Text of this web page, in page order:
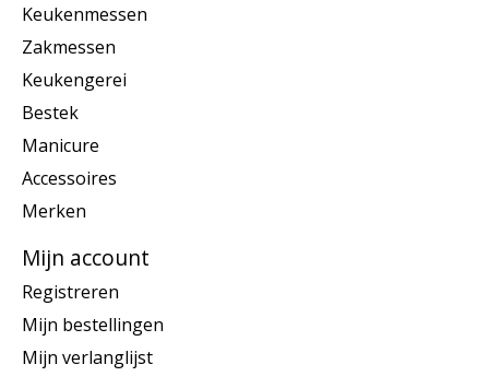
Keukenmessen
Zakmessen
Keukengerei
Bestek
Manicure
Accessoires
Merken
Mijn account
Registreren
Mijn bestellingen
Mijn verlanglijst